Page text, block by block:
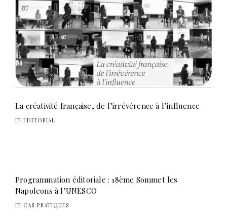
La créativité française, de l’irrévérence à l’influence
IN EDITORIAL
Programmation éditoriale : 18ème Sommet les
Napoleons à l’UNESCO
IN CAS PRATIQUES